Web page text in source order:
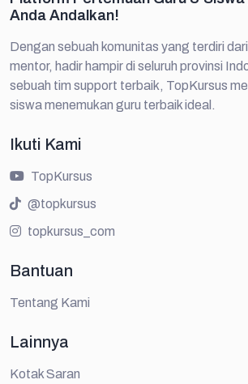
Anda Andalkan!
Dengan sebuah komunitas yang terdiri
mentor, hadir hampir di seluruh provinsi
sebuah tim support terbaik, TopKursus
siswa menemukan guru terbaik ideal.
Ikuti Kami
TopKursus
@topkursus
topkursus_com
Bantuan
Tentang Kami
Lainnya
Kotak Saran